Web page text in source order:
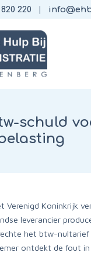
220
schuld
Verenigd Koninkrijk
leverancier
het btw-
ontdekt de fout